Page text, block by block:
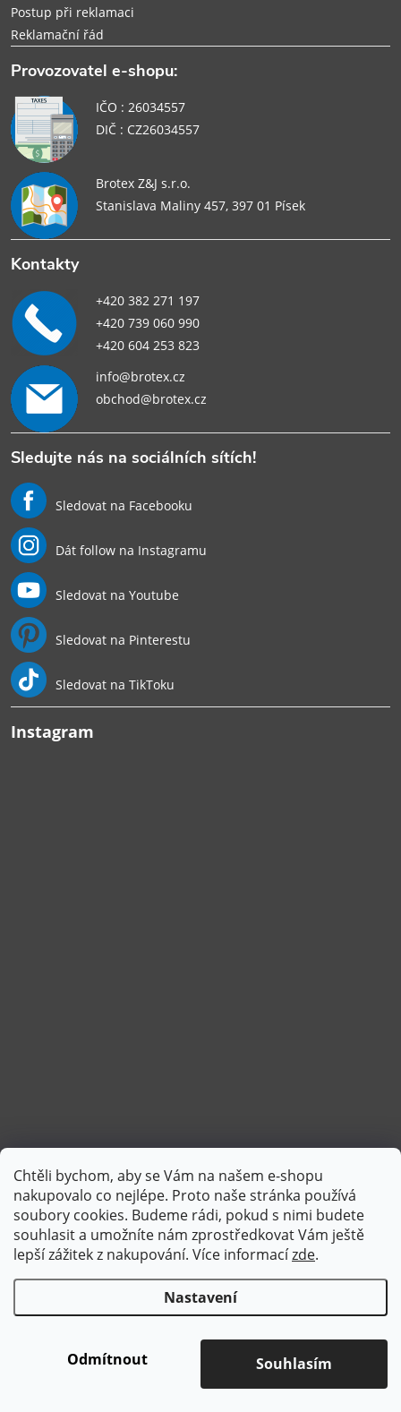
Chtěli bychom, aby se Vám na našem e-shopu
nakupovalo co nejlépe. Proto naše stránka používá
soubory cookies. Budeme rádi, pokud s nimi budete
souhlasit a umožníte nám zprostředkovat Vám ještě
lepší zážitek z nakupování. Více informacízde.
Nastavení
Odmítnout Souhlasím
Postup při reklamaci
Reklamační řád
Provozovatel e-shopu:
IČO : 26034557
DIČ : CZ26034557
Brotex Z&J s.r.o.
Stanislava Maliny 457, 397 01 Písek
Kontakty
+420 382 271 197
+420 739 060 990
+420 604 253 823
info@brotex.cz
obchod@brotex.cz
Sledujte nás na sociálních sítích!
Sledovat na Facebooku
Dát follow na Instagramu
Sledovat na Youtube
Sledovat na Pinterestu
Sledovat na TikToku
Instagram
Sledovat na Instagramu
Copyright 2026Brotex | Kvalitní bytový textil. Všechna práva
Upravit nastavení cookies